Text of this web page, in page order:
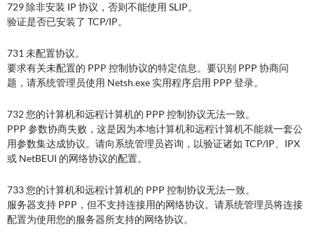
729 除非安装 IP 协议，否则不能使用 SLIP。
验证是否已安装了 TCP/IP。
731 未配置协议。
要求有关未配置的 PPP 控制协议的特定信息。要识别 PPP 协商问
题，请系统管理员使用 Netsh.exe 实用程序启用 PPP 登录。
732 您的计算机和远程计算机的 PPP 控制协议无法一致。
PPP 参数协商失败，这是因为本地计算机和远程计算机不能就一套公
用参数集达成协议。请向系统管理员咨询，以验证诸如 TCP/IP、IPX
或 NetBEUI 的网络协议的配置。
733 您的计算机和远程计算机的 PPP 控制协议无法一致。
服务器支持 PPP，但不支持连接用的网络协议。请系统管理员将连接
配置为使用您的服务器所支持的网络协议。